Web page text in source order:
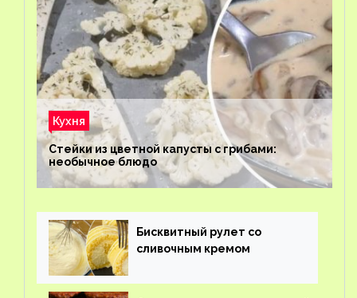
Кухня
Стейки из цветной капусты с грибами:
необычное блюдо
Бисквитный рулет со
сливочным кремом